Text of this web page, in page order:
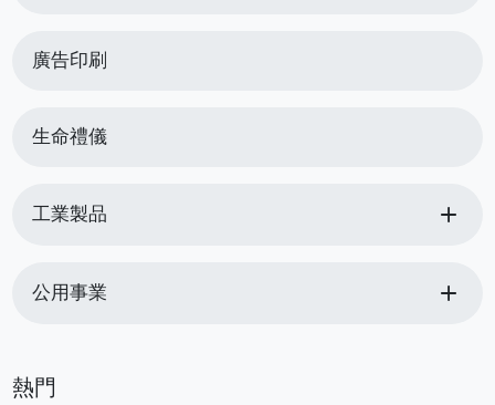
廣告印刷
生命禮儀
工業製品 add
公用事業 add
熱門